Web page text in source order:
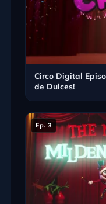
Circo Digital
de Dulces!
Ep. 3